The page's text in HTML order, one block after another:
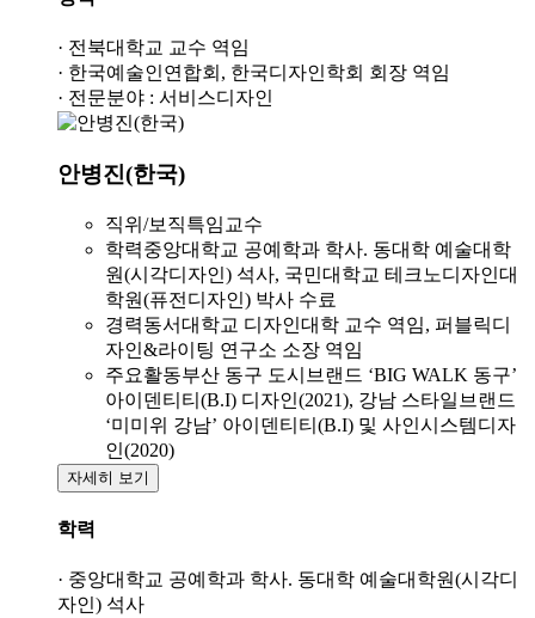
· 전북대학교 교수 역임
· 한국예술인연합회, 한국디자인학회 회장 역임
· 전문분야 : 서비스디자인
안병진(한국)
직위/보직특임교수
학력중앙대학교 공예학과 학사. 동대학 예술대학
원(시각디자인) 석사, 국민대학교 테크노디자인대
학원(퓨전디자인) 박사 수료
경력동서대학교 디자인대학 교수 역임, 퍼블릭디
자인&라이팅 연구소 소장 역임
주요활동부산 동구 도시브랜드 ‘BIG WALK 동구’
아이덴티티(B.I) 디자인(2021), 강남 스타일브랜드
‘미미위 강남’ 아이덴티티(B.I) 및 사인시스템디자
인(2020)
자세히 보기
학력
· 중앙대학교 공예학과 학사. 동대학 예술대학원(시각디
자인) 석사